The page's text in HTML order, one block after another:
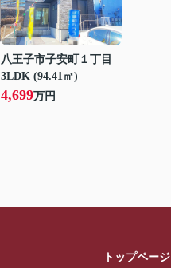
八王子市子安町１丁目
3LDK (94.41㎡)
4,699万円
トップページ